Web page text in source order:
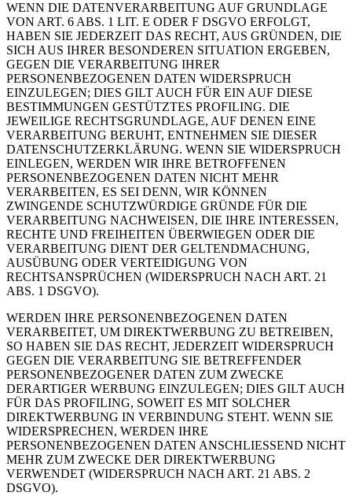
WENN DIE DATENVERARBEITUNG AUF GRUNDLAGE
VON ART. 6 ABS. 1 LIT. E ODER F DSGVO ERFOLGT,
HABEN SIE JEDERZEIT DAS RECHT, AUS GRÜNDEN, DIE
SICH AUS IHRER BESONDEREN SITUATION ERGEBEN,
GEGEN DIE VERARBEITUNG IHRER
PERSONENBEZOGENEN DATEN WIDERSPRUCH
EINZULEGEN; DIES GILT AUCH FÜR EIN AUF DIESE
BESTIMMUNGEN GESTÜTZTES PROFILING. DIE
JEWEILIGE RECHTSGRUNDLAGE, AUF DENEN EINE
VERARBEITUNG BERUHT, ENTNEHMEN SIE DIESER
DATENSCHUTZERKLÄRUNG. WENN SIE WIDERSPRUCH
EINLEGEN, WERDEN WIR IHRE BETROFFENEN
PERSONENBEZOGENEN DATEN NICHT MEHR
VERARBEITEN, ES SEI DENN, WIR KÖNNEN
ZWINGENDE SCHUTZWÜRDIGE GRÜNDE FÜR DIE
VERARBEITUNG NACHWEISEN, DIE IHRE INTERESSEN,
RECHTE UND FREIHEITEN ÜBERWIEGEN ODER DIE
VERARBEITUNG DIENT DER GELTENDMACHUNG,
AUSÜBUNG ODER VERTEIDIGUNG VON
RECHTSANSPRÜCHEN (WIDERSPRUCH NACH ART. 21
ABS. 1 DSGVO).
WERDEN IHRE PERSONENBEZOGENEN DATEN
VERARBEITET, UM DIREKTWERBUNG ZU BETREIBEN,
SO HABEN SIE DAS RECHT, JEDERZEIT WIDERSPRUCH
GEGEN DIE VERARBEITUNG SIE BETREFFENDER
PERSONENBEZOGENER DATEN ZUM ZWECKE
DERARTIGER WERBUNG EINZULEGEN; DIES GILT AUCH
FÜR DAS PROFILING, SOWEIT ES MIT SOLCHER
DIREKTWERBUNG IN VERBINDUNG STEHT. WENN SIE
WIDERSPRECHEN, WERDEN IHRE
PERSONENBEZOGENEN DATEN ANSCHLIESSEND NICHT
MEHR ZUM ZWECKE DER DIREKTWERBUNG
VERWENDET (WIDERSPRUCH NACH ART. 21 ABS. 2
DSGVO).